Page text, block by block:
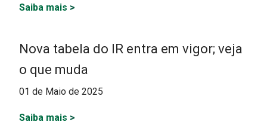
Saiba mais >
Nova tabela do IR entra em vigor; veja
o que muda
01 de Maio de 2025
Saiba mais >